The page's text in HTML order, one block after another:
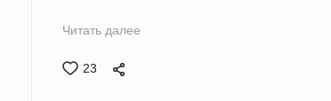
Читать далее
23